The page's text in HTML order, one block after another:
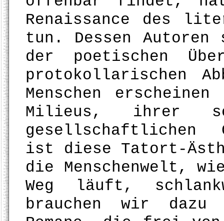
Renaissance des
tun. Dessen
der poetischen
protokollarischen
Menschen
Milieus, ihrer
gesellschaftlichen
ist diese Tatort-
die Menschenwelt,
Weg läuft,
brauchen wir